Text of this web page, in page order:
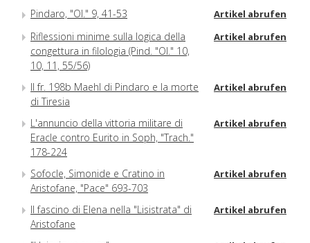
Pindaro, "Ol." 9, 41-53 Artikel abrufen
Riflessioni minime sulla logica della
congettura in filologia (Pind. "Ol." 10,
10, 11, 55/56)
Artikel abrufen
Il fr. 198b Maehl di Pindaro e la morte
di Tiresia
Artikel abrufen
L'annuncio della vittoria militare di
Eracle contro Eurito in Soph, "Trach."
178-224
Artikel abrufen
Sofocle, Simonide e Cratino in
Aristofane, "Pace" 693-703
Artikel abrufen
Il fascino di Elena nella "Lisistrata" di
Aristofane
Artikel abrufen